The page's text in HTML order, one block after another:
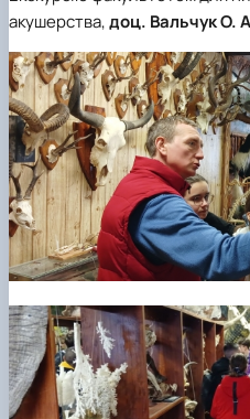
акушерства,доц. Вальчук О.